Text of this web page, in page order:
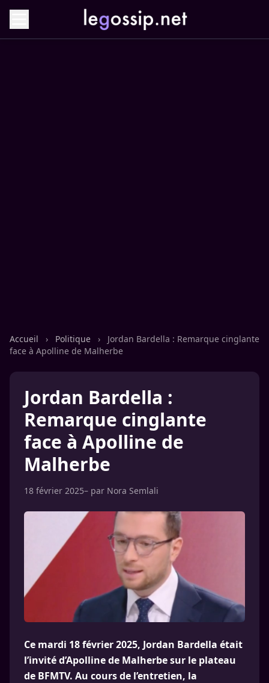
Accueil › Politique ›
Jordan Bardella : Remarque cinglante
face à Apolline de Malherbe
Jordan Bardella :
Remarque cinglante
face à Apolline de
Malherbe
18 février 2025– par Nora Semlali
Ce mardi 18 février 2025, Jordan Bardella était
l’invité d’Apolline de Malherbe sur le plateau
de BFMTV. Au cours de l’entretien, la